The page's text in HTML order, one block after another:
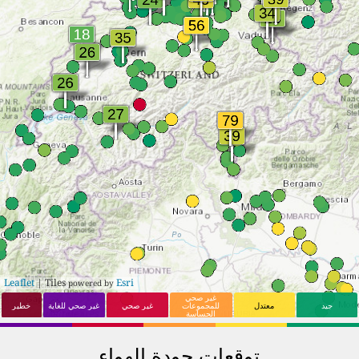
17
20
Zürich (Kreis 10)
18
19
Uster
19
15
Olten
20
15
Biel/Bienne
21
15
Steffisburg
Winterthur
(Kreis 1)
18
13
Wil
19
13
Vevey
20
14
Kriens
21
14
Oberwinterthur
(Kreis 2)
Leaflet| Tilespowered by Esri
جيد معتدل
غير صحي
للمجموعات
الحساسة
غير صحي غير صحي للغاية خطير